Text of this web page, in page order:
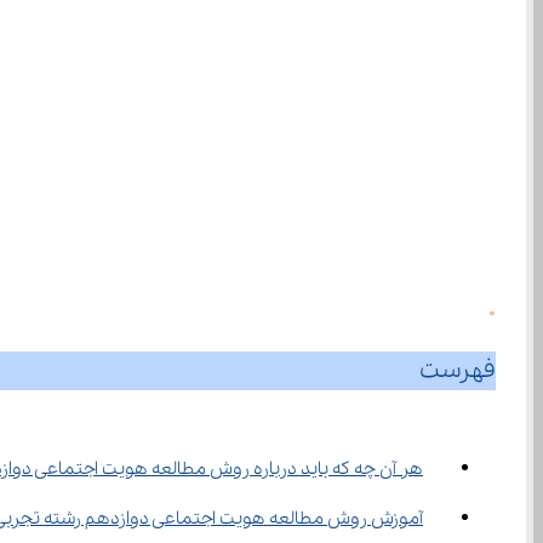
0
فهرست
هر آن چه که باید درباره روش مطالعه هویت اجتماعی
آموزش روش مطالعه هویت اجتماعی دوازدهم رشته